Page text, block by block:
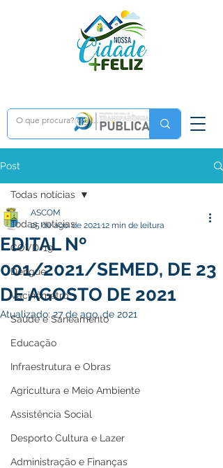
Post
Todas notícias
COVD-19
Dengue
Vacinômetro
Saúde e Saneamento
Educação
Infraestrutura e Obras
Agricultura e Meio Ambiente
Assistência Social
Desporto Cultura e Lazer
Administração e Finanças
Todas notícias
EDITAL Nº
001/2021/SEMED, DE 23
DE AGOSTO DE 2021
ASCOM
25 de ago. de 202112 min de leitura
Atualizado:27 de ago. de 2021